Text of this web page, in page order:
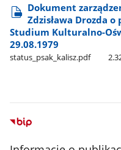
Dokument
Zdzisława Drozda
Studium Kulturalno-
29.08.1979
status​_psak​_kalisz.pdf